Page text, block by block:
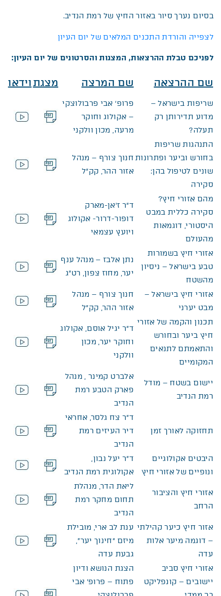
בסיום נערך סיור באזור החיץ של רמת הנדיב.
לצפייה והורדת התכנים המלאים של יום העיון
לפניכם טבלת ההרצאות, המצגות והסרטונים של יום העיון:
שם ההרצאה שם המרצה מצגת וידאו
שריפות בישראל –
מדוע תדירותן רק
תעלה?
פרופ’ אבי פרבולוצקי
– אקולוג וחוקר
מרעה, מכון וולקני
התנהגות שריפות
בחורש וביער ופתרונות
שונים לטיפול בהן:
סקירה
חנוך צורף – מנהל
אזור ההר, קק”ל
מהם אזורי חיץ?
סקירה כללית במבט
היסטורי, דוגמאות
מהעולם
ד”ר ז’אן-מארק
דופור-דרור- אקולוג
ויועץ עצמאי
אזורי חיץ בשמורות
טבע בישראל – ניסיון
מהשטח
נתן אלבז – מנהל ענף
יער, מחוז צפון, רט”ג
אזורי חיץ בישראל –
מבט יערני
חנוך צורף – מנהל
אזור ההר, קק”ל
תכנון והקמה של אזורי
חיץ ביער ובחורש
והתאמתם לתנאים
המקומיים
ד”ר יגיל אוסם, אקולוג
וחוקר יער, מכון
וולקני
יישום בשטח – מודל
רמת הנדיב
אלברט קמינר , מנהל
פארק הטבע רמת
הנדיב
תחזוקה לאורך זמן
ד”ר צח גלסר, אחראי
דיר העיזים רמת
הנדיב
היבטים אקולוגיים
ונופיים של אזורי חיץ
ד”ר יעל נבון,
אקולוגית רמת הנדיב
אזורי חיץ והציבור
הרחב
ליאת הדר, מנהלת
תחום מחקר רמת
הנדיב
אזור חיץ כיער קהילתי
– דוגמה מיער אלות
עדה
ענת לב ארי, מובילת
מיזם “חינוך יער”,
גבעת עדה
אזורי חיץ סביב
יישובים – קונפליקט
הצגת הנושא ודיון
פתוח – פרופ’ אבי